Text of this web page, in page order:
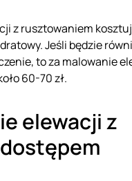
z rusztowaniem
Jeśli będzie
to za malowanie
60-70 zł.
elewacji z